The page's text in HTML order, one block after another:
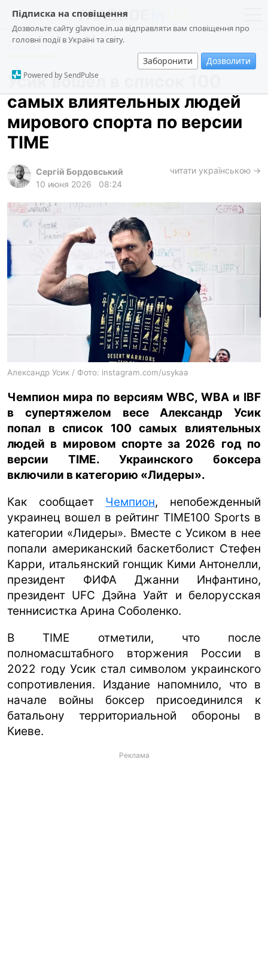
Підписка на сповіщення
Дозвольте сайту glavnoe.in.ua відправляти вам сповіщення про
головні події в Україні та світу.
Заборонити Дозволити
Powered by SendPulse
новости
о проекте
общество
происшествия
криминал
архив
gambling
ru en
Спорт
Усик вошел в список 100
самых влиятельных людей
мирового спорта по версии
TIME
Сергій Бордовський
10 июня 2026
08:24
читати українською →
Александр Усик / Фото: instagram.com/usykaa
Чемпион мира по версиям WBC, WBA и IBF
в супертяжелом весе Александр Усик
попал в список 100 самых влиятельных
людей в мировом спорте за 2026 год по
версии TIME. Украинского боксера
включили в категорию «Лидеры».
Как сообщает Чемпион, непобежденный
украинец вошел в рейтинг TIME100 Sports в
категории «Лидеры». Вместе с Усиком в нее
попали американский баскетболист Стефен
Карри, итальянский гонщик Кими Антонелли,
президент ФИФА Джанни Инфантино,
президент UFC Дэйна Уайт и белорусская
теннисистка Арина Соболенко.
В TIME отметили, что после
полномасштабного вторжения России в
2022 году Усик стал символом украинского
сопротивления. Издание напомнило, что в
начале войны боксер присоединился к
батальону территориальной обороны в
Киеве.
Реклама